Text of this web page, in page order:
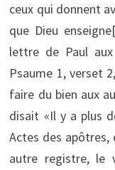
ceux qui donnent
que Dieu
lettre de Paul
Psaume 1, verset
faire du bien aux
disait «Il y a plus
Actes des apôtres,
autre registre, le